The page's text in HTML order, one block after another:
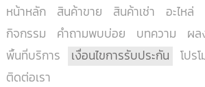
หน้าหลัก สินค้าขาย สินค้าเช่า อะไหล่
กิจกรรม
คำถามพบบ่อย บทความ
ผล
พื้นที่บริการ
เงื่อนไขการรับประกัน โปร
ติดต่อเรา